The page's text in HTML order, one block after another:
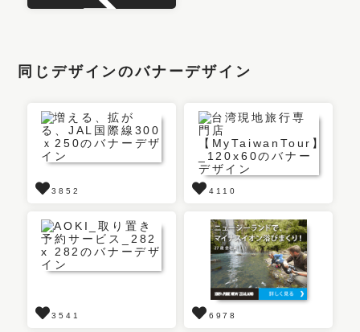
同じデザインのバナーデザイン
3852 4110
3541 6978